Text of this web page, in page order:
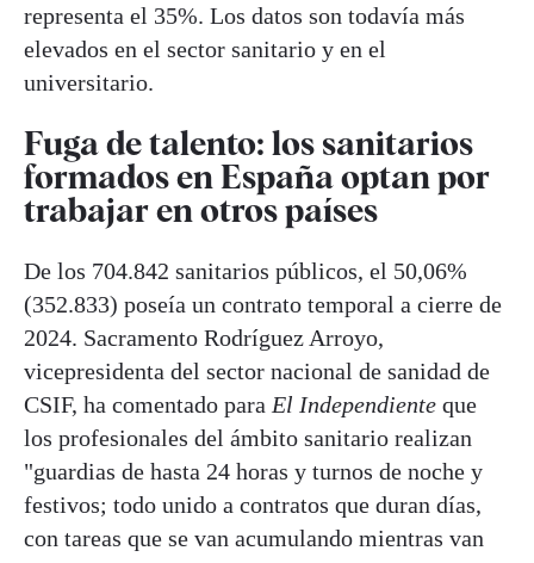
representa el 35%. Los datos son todavía más
elevados en el sector sanitario y en el
universitario.
Fuga de talento: los sanitarios
formados en España optan por
trabajar en otros países
De los 704.842 sanitarios públicos, el 50,06%
(352.833) poseía un contrato temporal a cierre de
2024. Sacramento Rodríguez Arroyo,
vicepresidenta del sector nacional de sanidad de
CSIF, ha comentado para El Independiente que
los profesionales del ámbito sanitario realizan
"guardias de hasta 24 horas y turnos de noche y
festivos; todo unido a contratos que duran días,
con tareas que se van acumulando mientras van